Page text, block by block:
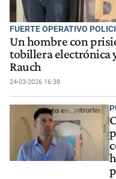
FUERTE OPERATIVO
Un hombre con
tobillera electrónica
Rauch
24-03-2026 16:38